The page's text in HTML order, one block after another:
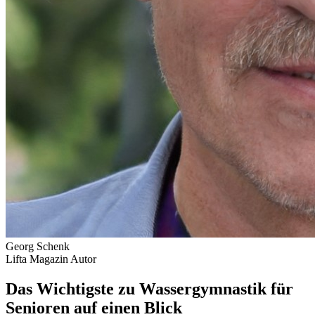
Georg Schenk
Lifta Magazin Autor
Das Wichtigste zu Wassergymnastik für
Senioren auf einen Blick